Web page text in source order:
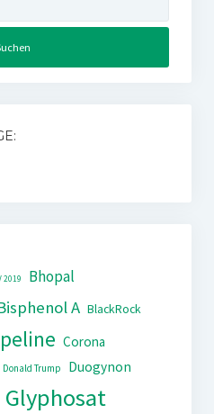
2019 Bhopal
A BlackRock
Corona
Donald Trump
Duogynon
Glyphosat